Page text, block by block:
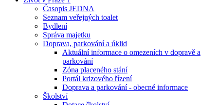
Časopis JEDNA
Seznam veřejných toalet
Bydlení
Správa majetku
Doprava, parkování a úklid
Aktuální informace o omezeních v dopravě a
parkování
Zóna placeného stání
Portál krizového řízení
Doprava a parkování - obecné informace
Školství